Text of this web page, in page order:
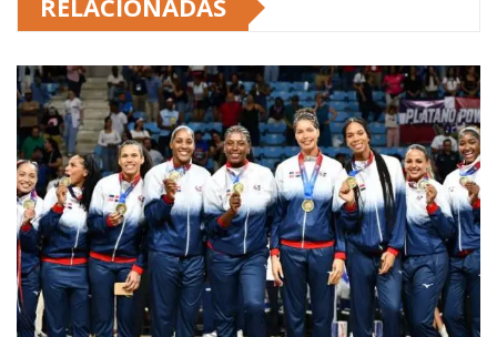
RELACIONADAS